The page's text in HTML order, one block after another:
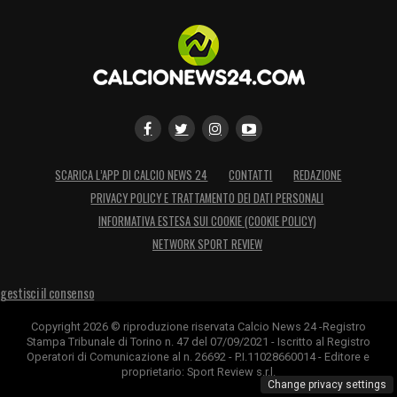
potrebbe puntare su un secondo top player
oltre a Dybala. Per quanto riguarda l’ingaggio,
Resterebbe da accontentare l’Atletico
cedere il giocatore in prestito. Per arrivare a
De Paul, quindi, la società potrebbe
sacrificare Roger Ibanez, valutato 25 milioni
LA PLAYLIST DELLE NOSTRE TOP NEWS
SCARICA L’APP DI CALCIO NEWS 24 CONTATTI
REDAZIONE
PRIVACY POLICY E TRATTAMENTO DEI DATI PERSONALI
INFORMATIVA ESTESA SUI COOKIE (COOKIE POLICY)
NETWORK SPORT REVIEW
gestisci il consenso
Copyright 2026 © riproduzione riservata Calcio News 24 -Registro
Stampa Tribunale di Torino n. 47 del 07/09/2021 - Iscritto al Registro
Operatori di Comunicazione al n. 26692 - P.I.11028660014 - Editore e
proprietario: Sport Review s.r.l.
Change privacy settings